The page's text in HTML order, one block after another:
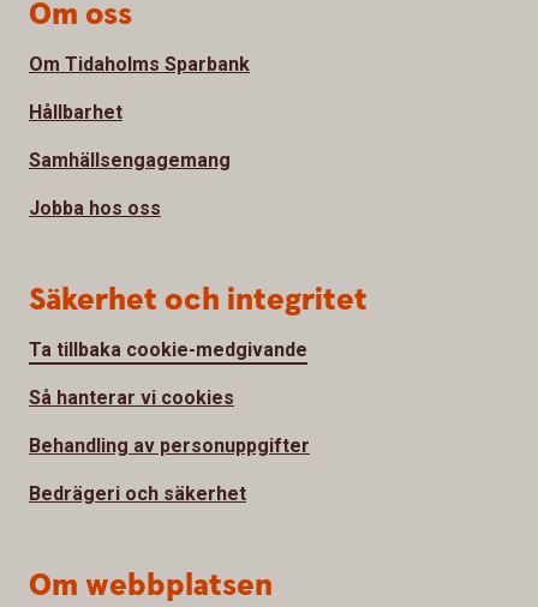
Om oss
Om Tidaholms Sparbank
Hållbarhet
Samhällsengagemang
Jobba hos oss
Säkerhet och integritet
Ta tillbaka cookie-medgivande
Så hanterar vi cookies
Behandling av personuppgifter
Bedrägeri och säkerhet
Om webbplatsen